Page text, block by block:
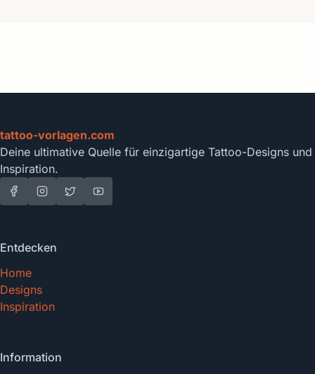
tattoo-vorlagen.com
Deine ultimative Quelle für einzigartige Tattoo-Designs und
Inspiration.
Entdecken
Home
Designs
Inspiration
Information